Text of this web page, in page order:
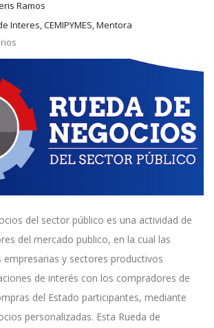
Ramos
Interes, CEMIPYMES, Mentora
del sector público es una actividad de
del mercado publico, en la cual las
empresarias y sectores productivos
de interés con los compradores de
del Estado participantes, mediante
personalizadas. Esta Rueda de